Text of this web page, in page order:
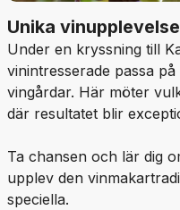
Unika
Under en kryssning till
vinintresserade passa
vingårdar. Här möter
där resultatet blir
Ta chansen och lär dig
upplev den
speciella.